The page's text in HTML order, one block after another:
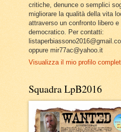
critiche, denunce o semplici
migliorare la qualità della vita
attraverso un confronto libero e
democratico. Per contatti:
oppure mir77ac@yahoo.it
Visualizza il mio profilo
Squadra LpB2016